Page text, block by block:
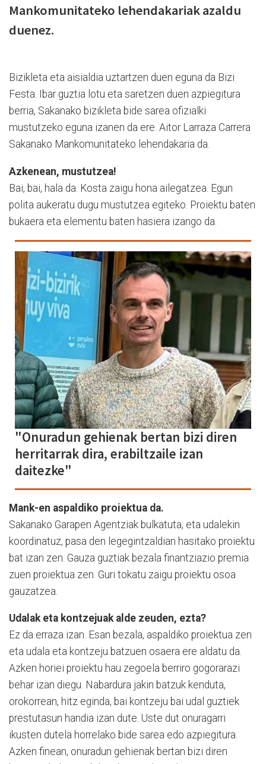
Mankomunitateko lehendakariak azaldu
duenez.
Bizikleta eta aisialdia uztartzen duen eguna da Bizi
Festa. Ibar guztia lotu eta saretzen duen azpiegitura
berria, Sakanako bizikleta bide sarea ofizialki
mustutzeko eguna izanen da ere. Aitor Larraza Carrera
Sakanako Mankomunitateko lehendakaria da.
Azkenean, mustutzea!
Bai, bai, hala da. Kosta zaigu hona ailegatzea. Egun
polita aukeratu dugu mustutzea egiteko. Proiektu baten
bukaera eta elementu baten hasiera izango da.
"Onuradun gehienak bertan bizi diren
herritarrak dira, erabiltzaile izan
daitezke"
Mank-en aspaldiko proiektua da.
Sakanako Garapen Agentziak bulkatuta, eta udalekin
koordinatuz, pasa den legegintzaldian hasitako proiektu
bat izan zen. Gauza guztiak bezala finantziazio premia
zuen proiektua zen. Guri tokatu zaigu proiektu osoa
gauzatzea.
Udalak eta kontzejuak alde zeuden, ezta?
Ez da erraza izan. Esan bezala, aspaldiko proiektua zen
eta udala eta kontzeju batzuen osaera ere aldatu da.
Azken horiei proiektu hau zegoela berriro gogorarazi
behar izan diegu. Nabardura jakin batzuk kenduta,
orokorrean, hitz eginda, bai kontzeju bai udal guztiek
prestutasun handia izan dute. Uste dut onuragarri
ikusten dutela horrelako bide sarea edo azpiegitura.
Azken finean, onuradun gehienak bertan bizi diren